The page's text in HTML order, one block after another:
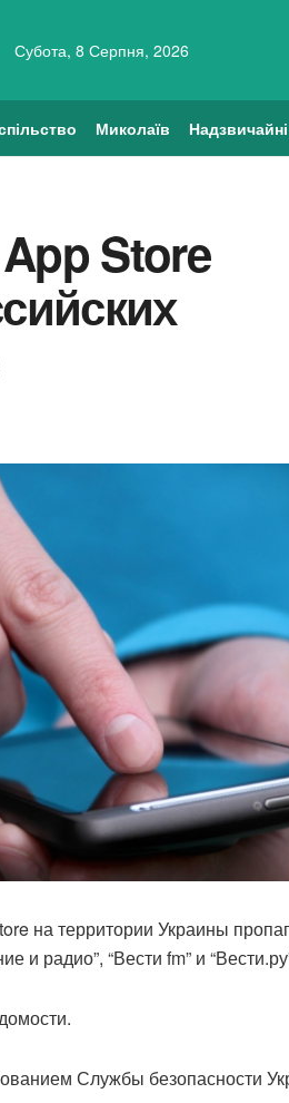
Субота, 8 Серпня, 2026
Миколаїв Надзвичайні
Store
на территории Украины
и радио”, “Вести fm” и
Службы безопасности